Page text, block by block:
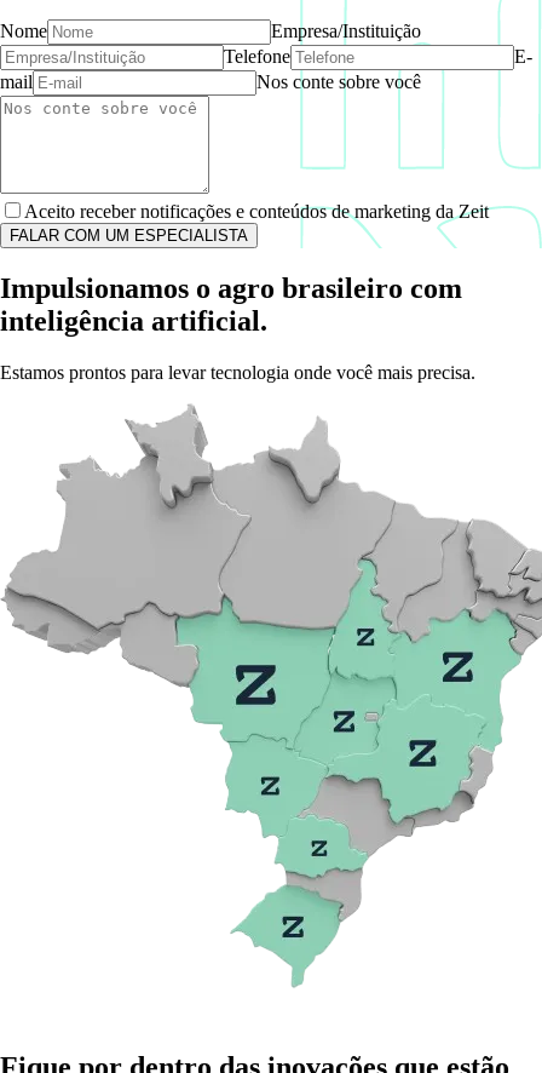
Nome
Empresa/Instituição
Telefone
E-
mail
Nos conte sobre você
Aceito receber notificações e conteúdos de marketing da Zeit
FALAR COM UM ESPECIALISTA
Impulsionamos o agro brasileiro com
inteligência artificial.
Estamos prontos para levar tecnologia onde você mais precisa.
Fique por dentro das inovações que estão